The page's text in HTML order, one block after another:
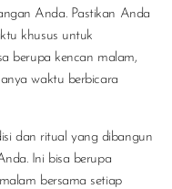
Anda. Pastikan Anda
khusus untuk
berupa kencan malam,
waktu berbicara
dan ritual yang dibangun
Ini bisa berupa
bersama setiap